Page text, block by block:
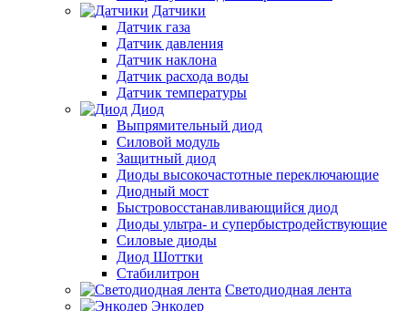
Датчики
Датчик газа
Датчик давления
Датчик наклона
Датчик расхода воды
Датчик температуры
Диод
Выпрямительный диод
Силовой модуль
Защитный диод
Диоды высокочастотные переключающие
Диодный мост
Быстровосстанавливающийся диод
Диоды ультра- и супербыстродействующие
Силовые диоды
Диод Шоттки
Стабилитрон
Светодиодная лента
Энкодер